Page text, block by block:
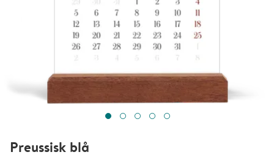
Preussisk blå